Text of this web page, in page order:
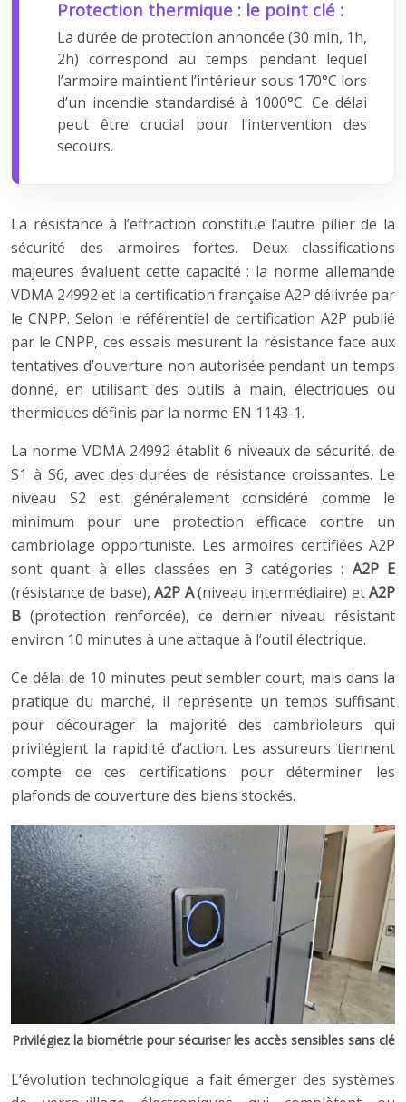
Protection thermique : le point clé :
La durée de protection annoncée (30 min, 1h,
2h) correspond au temps pendant lequel
l’armoire maintient l’intérieur sous 170°C lors
d’un incendie standardisé à 1000°C. Ce délai
peut être crucial pour l’intervention des
secours.
La résistance à l’effraction constitue l’autre pilier de la
sécurité des armoires fortes. Deux classifications
majeures évaluent cette capacité : la norme allemande
VDMA 24992 et la certification française A2P délivrée par
le CNPP. Selon le référentiel de certification A2P publié
par le CNPP, ces essais mesurent la résistance face aux
tentatives d’ouverture non autorisée pendant un temps
donné, en utilisant des outils à main, électriques ou
thermiques définis par la norme EN 1143-1.
La norme VDMA 24992 établit 6 niveaux de sécurité, de
S1 à S6, avec des durées de résistance croissantes. Le
niveau S2 est généralement considéré comme le
minimum pour une protection efficace contre un
cambriolage opportuniste. Les armoires certifiées A2P
sont quant à elles classées en 3 catégories : A2P E
(résistance de base),A2P A(niveau intermédiaire) etA2P
B (protection renforcée), ce dernier niveau résistant
environ 10 minutes à une attaque à l’outil électrique.
Ce délai de 10 minutes peut sembler court, mais dans la
pratique du marché, il représente un temps suffisant
pour décourager la majorité des cambrioleurs qui
privilégient la rapidité d’action. Les assureurs tiennent
compte de ces certifications pour déterminer les
plafonds de couverture des biens stockés.
Privilégiez la biométrie pour sécuriser les accès sensibles sans clé
L’évolution technologique a fait émerger des systèmes